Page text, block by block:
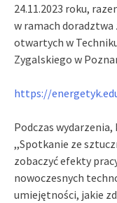
24.11.2023 roku,
w ramach
otwartych w
Zygalskiego w
https://
Podczas
,,Spotkanie ze
zobaczyć efekty
nowoczesnych
umiejętności, jakie